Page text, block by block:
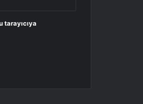
tarayıcıya